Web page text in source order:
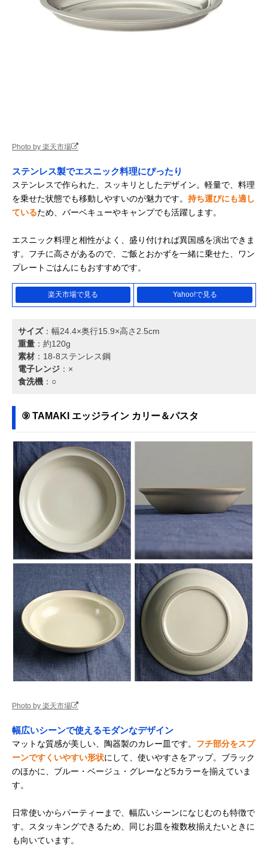
Photo by 楽天市場
ステンレス製でエスニック料理にぴったり
ステンレスで作られた、スッキリとしたデザイン。軽量で、料理
を乗せた状態でも移動しやすいのが魅力です。 持ち運びにも適し
ているため、バーベキューやキャンプでも活躍します。
エスニック料理と相性がよく、盛り付ければ異国感を演出できま
す。フチに高さがあるので、ご飯とおかずを一緒に乗せた、ワン
プレートごはんにもおすすめです。
楽天市場で見る Yahoo!で見る
サイズ：幅24.4×奥行15.9×高さ2.5cm
重量 ：約120g
素材 ：18-8ステンレス鋼
電子レンジ ：×
食洗機 ：○
⑨ ‎TAMAKI エッジライン カリー＆パスタ
Photo by 楽天市場
幅広いシーンで使えるモダンなデザイン
マットな質感が美しい、陶器製のカレー皿です。 フチ部分をスプ
ーンですくいやすい形状にして、使いやすさをアップ。ブラック
のほかに、ブルー・ベージュ・グレーなど5カラーを揃えていま
す。
日常使いからパーティーまで、幅広いシーンになじむのも特徴で
す。スタッキングできるため、同じお皿を複数枚揃えたいときに
も向いています。